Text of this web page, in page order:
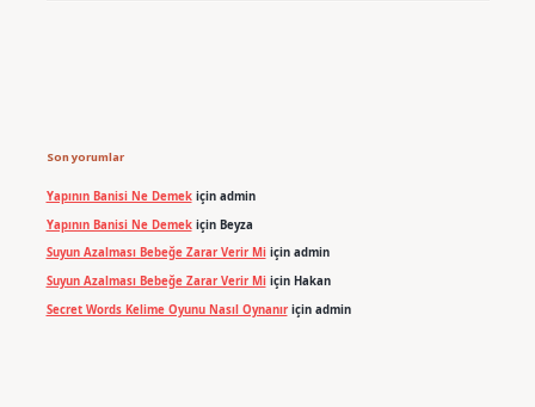
Son yorumlar
Yapının Banisi Ne Demekiçin admin
Yapının Banisi Ne Demekiçin Beyza
Suyun Azalması Bebeğe Zarar Verir Miiçin admin
Suyun Azalması Bebeğe Zarar Verir Miiçin Hakan
Secret Words Kelime Oyunu Nasıl Oynanıriçin admin